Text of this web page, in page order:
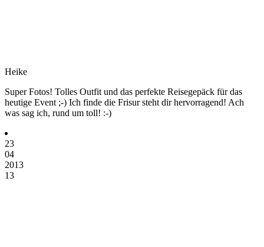
Heike
Super Fotos! Tolles Outfit und das perfekte Reisegepäck für das
heutige Event ;-) Ich finde die Frisur steht dir hervorragend! Ach
was sag ich, rund um toll! :-)
23
04
2013
13